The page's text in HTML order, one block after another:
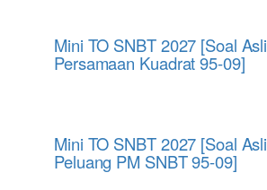
Mini TO SNBT 2027 [Soal Asli
Persamaan Kuadrat 95-09]
Mini TO SNBT 2027 [Soal Asli
Peluang PM SNBT 95-09]